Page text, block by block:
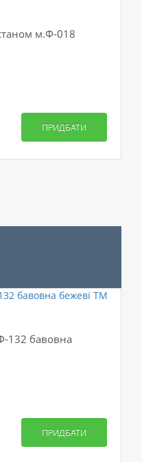
м.Ф-018
ПРИДБАТИ
132 бавовна
ПРИДБАТИ